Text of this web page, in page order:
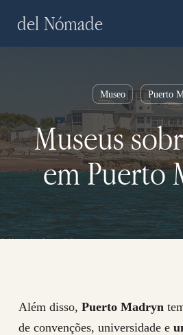
del Nómade
Museo Puerto
Museus
em Puerto
Além disso, Puerto Madryn
de convenções, universidade e